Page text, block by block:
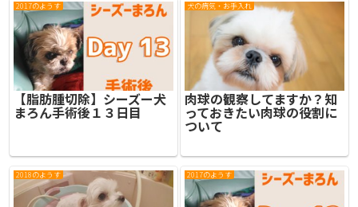
2017のようす
【脂肪腫切除】シーズー犬
まろん手術後１３日目
犬の病気・お手入れ
肉球の観察してますか？知
っておきたい肉球の役割に
ついて
2018のようす 2017のようす